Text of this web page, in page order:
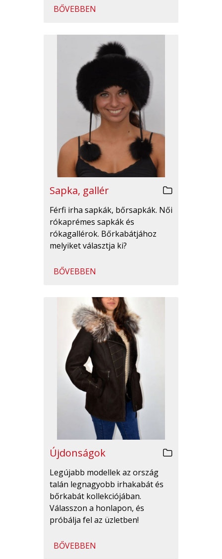
BŐVEBBEN
Sapka, gallér
Férfi irha sapkák, bőrsapkák. Női
rókaprémes sapkák és
rókagallérok. Bőrkabátjához
melyiket választja ki?
BŐVEBBEN
Újdonságok
Legújabb modellek az ország
talán legnagyobb irhakabát és
bőrkabát kollekciójában.
Válasszon a honlapon, és
próbálja fel az üzletben!
BŐVEBBEN